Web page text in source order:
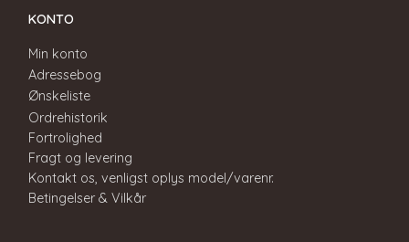
KONTO
Min konto
Adressebog
Ønskeliste
Ordrehistorik
Fortrolighed
Fragt og levering
Kontakt os, venligst oplys model/varenr.
Betingelser & Vilkår